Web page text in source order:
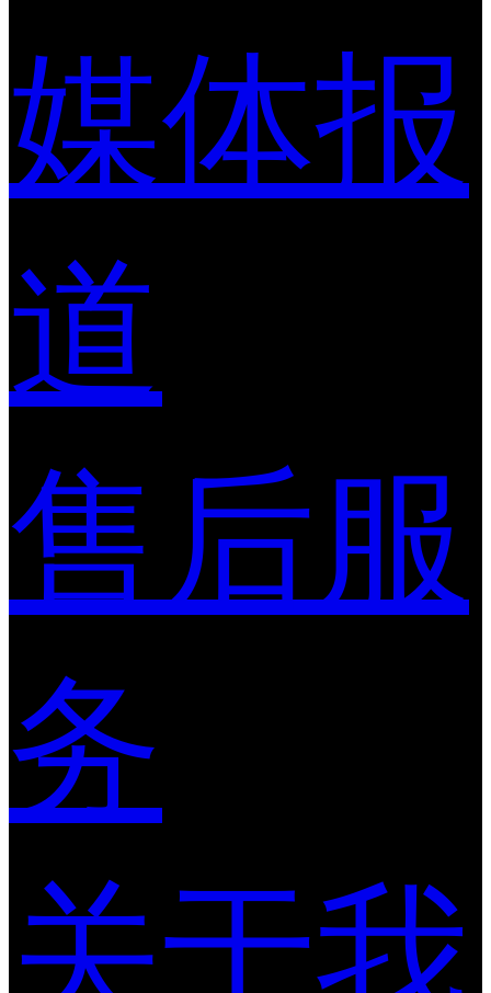
媒体报
道
售后服
务
关于我